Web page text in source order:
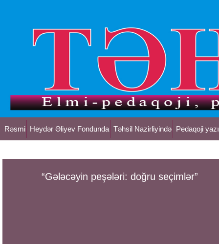
Rəsmi Heydər Əliyev Fondunda Təhsil Nazirliyində Pedaqoji
“Gələcəyin peşələri: doğru seçimlər”